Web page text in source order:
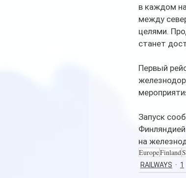
в каждом
между
целями.
станет
Первый
Запуск
на
EuropeFinland
RAILWAYS 1